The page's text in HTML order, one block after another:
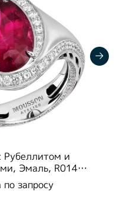
Рубеллитом и
Эмаль, R0143-
09/1запросу